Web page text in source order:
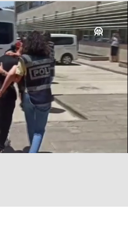
Bursa
Çanakkale
Çankırı
Çorum
Denizli
Diyarbakır
Erzincan